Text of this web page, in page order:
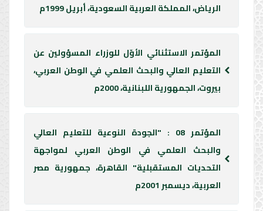
الرياض، المملكة العربية السعودية، أبريل 1999م
المؤتمر الاستثنائي الأوّل للوزراء المسؤولين عن
التعليم العالي والبحث العلمي في الوطن العربي،
بيروت، الجمهورية اللبنانية، 2000م
المؤتمر 08 : "الجودة النوعية للتعليم العالي
والبحث العلمي في الوطن العربي لمواجهة
التحديات المستقبلية" القاهرة، جمهورية مصر
العربية، ديسمبر 2001م